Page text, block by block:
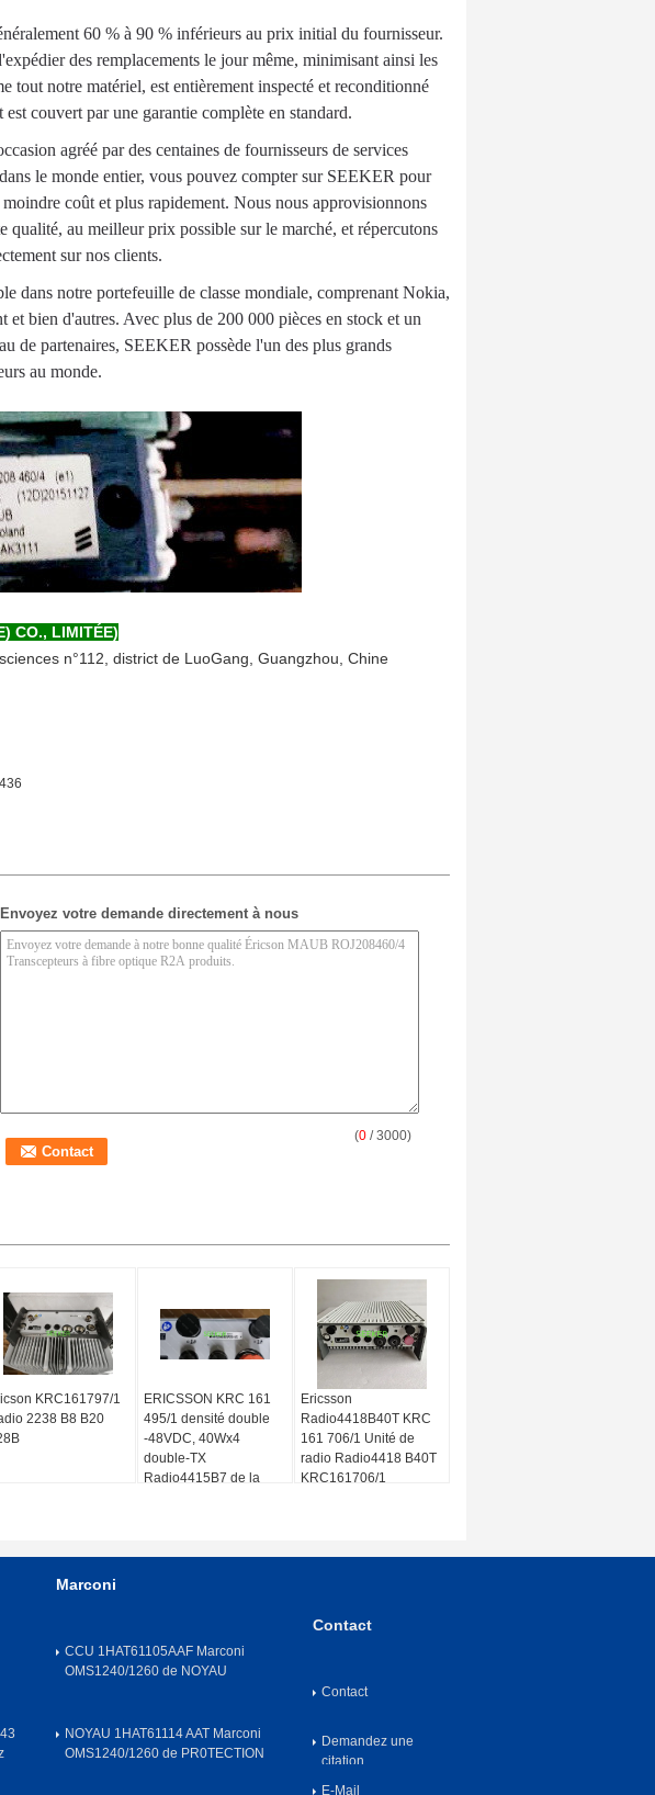
60 % à 90 % inférieurs au prix initial du fournisseur.
des remplacements le jour même, minimisant ainsi les
tout notre matériel, est entièrement inspecté et reconditionné
couvert par une garantie complète en standard.
agréé par des centaines de fournisseurs de services
le monde entier, vous pouvez compter sur SEEKER pour
coût et plus rapidement. Nous nous approvisionnons
qualité, au meilleur prix possible sur le marché, et répercutons
sur nos clients.
dans notre portefeuille de classe mondiale, comprenant Nokia,
bien d'autres. Avec plus de 200 000 pièces en stock et un
de partenaires, SEEKER possède l'un des plus grands
au monde.
CO., LIMITÉE)
n°112, district de LuoGang, Guangzhou, Chine
Envoyez votre demande directement à nous
(0 / 3000)
KRC161797/1
2238 B8 B20
ERICSSON KRC 161
495/1 densité double
-48VDC, 40Wx4
double-TX
Radio4415B7 de la
de 2600 mégahertz
Ericsson
Radio4418B40T KRC
161 706/1 Unité de
radio Radio4418 B40T
KRC161706/1
Marconi
CCU 1HAT61105AAF Marconi
OMS1240/1260 de NOYAU
NOYAU 1HAT61114 AAT Marconi
OMS1240/1260 de PR0TECTION
Contact
Contact
Demandez une
citation
E-Mail